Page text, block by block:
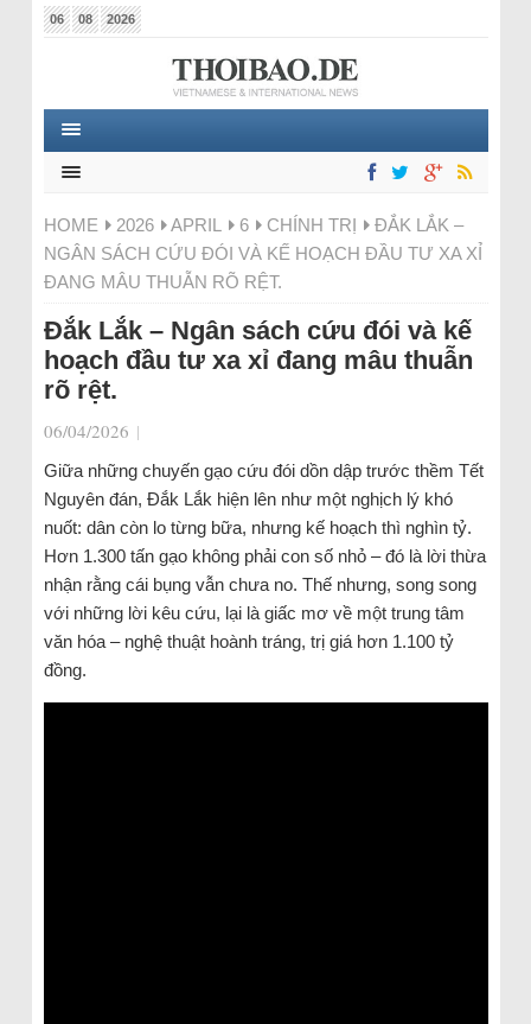
06 08 2026
HOME 2026 APRIL 6 CHÍNH TRỊ
ĐẮK LẮK –
NGÂN SÁCH CỨU ĐÓI VÀ KẾ HOẠCH ĐẦU TƯ XA XỈ
ĐANG MÂU THUẪN RÕ RỆT.
Đắk Lắk – Ngân sách cứu đói và kế
hoạch đầu tư xa xỉ đang mâu thuẫn
rõ rệt.
06/04/2026 |
Giữa những chuyến gạo cứu đói dồn dập trước thềm Tết
Nguyên đán, Đắk Lắk hiện lên như một nghịch lý khó
nuốt: dân còn lo từng bữa, nhưng kế hoạch thì nghìn tỷ.
Hơn 1.300 tấn gạo không phải con số nhỏ – đó là lời thừa
nhận rằng cái bụng vẫn chưa no. Thế nhưng, song song
với những lời kêu cứu, lại là giấc mơ về một trung tâm
văn hóa – nghệ thuật hoành tráng, trị giá hơn 1.100 tỷ
đồng.